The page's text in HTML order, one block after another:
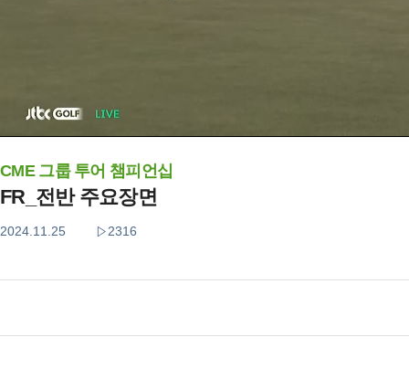
CME 그룹 투어 챔피언십
FR_전반 주요장면
2024.11.25 2316